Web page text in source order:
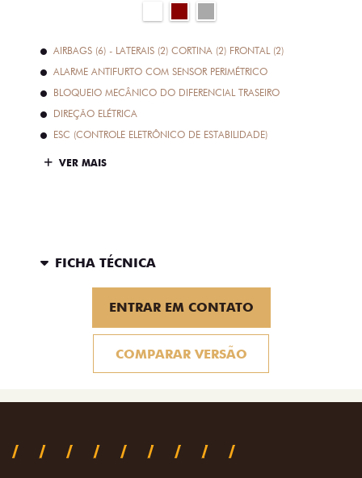
AIRBAGS (6) - LATERAIS (2) CORTINA (2) FRONTAL (2)
ALARME ANTIFURTO COM SENSOR PERIMÉTRICO
BLOQUEIO MECÂNICO DO DIFERENCIAL TRASEIRO
DIREÇÃO ELÉTRICA
ESC (CONTROLE ELETRÔNICO DE ESTABILIDADE)
VER MAIS
FICHA TÉCNICA
ENTRAR EM CONTATO
COMPARAR VERSÃO